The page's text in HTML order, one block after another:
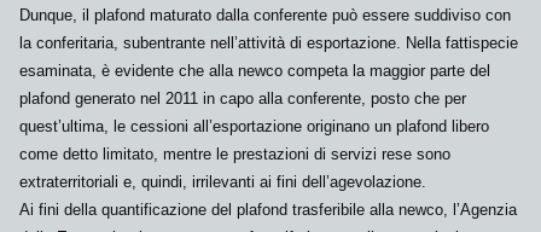
Dunque, il plafond maturato dalla conferente può essere suddiviso con
la conferitaria, subentrante nell’attività di esportazione. Nella fattispecie
esaminata, è evidente che alla newco competa la maggior parte del
plafond generato nel 2011 in capo alla conferente, posto che per
quest’ultima, le cessioni all’esportazione originano un plafond libero
come detto limitato, mentre le prestazioni di servizi rese sono
extraterritoriali e, quindi, irrilevanti ai fini dell’agevolazione.
Ai fini della quantificazione del plafond trasferibile alla newco, l’Agenzia